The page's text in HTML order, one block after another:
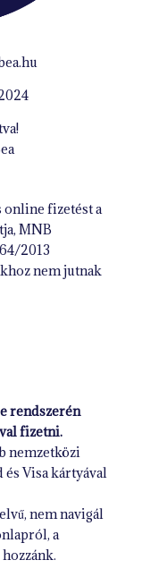
online fizetést a
MNB
2013
nem jutnak
rendszerén
fizetni.
nemzetközi
Visa kártyával
nem navigál
a